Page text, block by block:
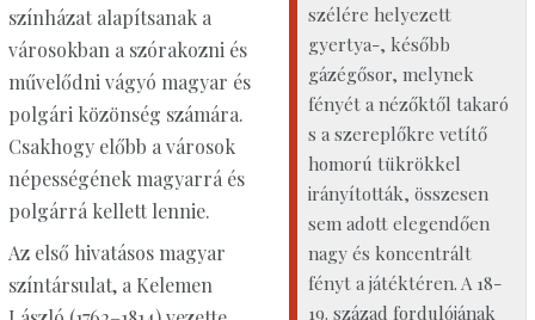
szélére helyezett
gyertya-, később
gázégősor, melynek
fényét a nézőktől takaró
s a szereplőkre vetítő
homorú tükrökkel
irányították, összesen
sem adott elegendően
nagy és koncentrált
fényt a játéktéren. A 18-
19. század fordulójának
színházat alapítsanak a
városokban a szórakozni és
művelődni vágyó magyar és
polgári közönség számára.
Csakhogy előbb a városok
népességének magyarrá és
polgárrá kellett lennie.
Az első hivatásos magyar
színtársulat, a Kelemen